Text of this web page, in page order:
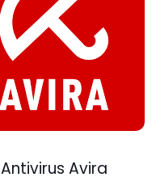
Antivirus Avira